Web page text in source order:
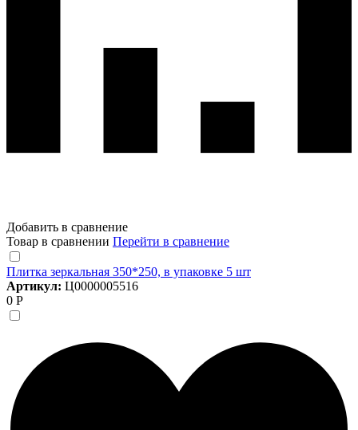
Добавить в сравнение
Товар в сравнении Перейти в сравнение
Плитка зеркальная 350*250, в упаковке 5 шт
Артикул: Ц0000005516
0 Р